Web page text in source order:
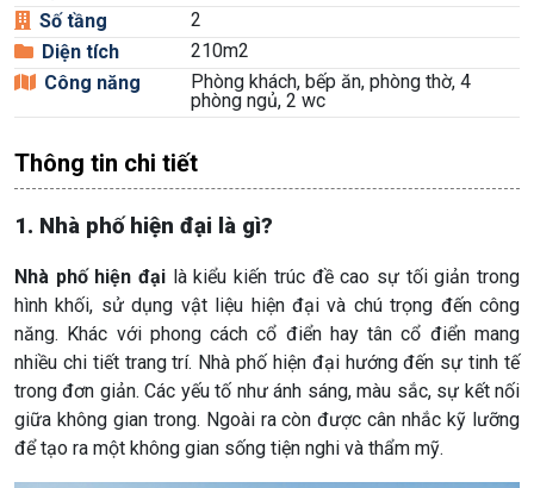
Số tầng
2
Diện tích
210m2
Công năng
Phòng khách, bếp ăn, phòng thờ, 4
phòng ngủ, 2 wc
Thông tin chi tiết
1. Nhà phố hiện đại là gì?
Nhà phố hiện đại là kiểu kiến trúc đề cao sự tối giản trong
hình khối, sử dụng vật liệu hiện đại và chú trọng đến công
năng. Khác với phong cách cổ điển hay tân cổ điển mang
nhiều chi tiết trang trí. Nhà phố hiện đại hướng đến sự tinh tế
trong đơn giản. Các yếu tố như ánh sáng, màu sắc, sự kết nối
giữa không gian trong. Ngoài ra còn được cân nhắc kỹ lưỡng
để tạo ra một không gian sống tiện nghi và thẩm mỹ.